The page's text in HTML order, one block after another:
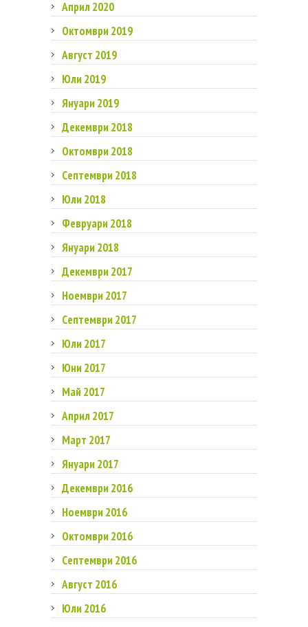
Април 2020
Октомври 2019
Август 2019
Юли 2019
Януари 2019
Декември 2018
Октомври 2018
Септември 2018
Юли 2018
Февруари 2018
Януари 2018
Декември 2017
Ноември 2017
Септември 2017
Юли 2017
Юни 2017
Май 2017
Април 2017
Март 2017
Януари 2017
Декември 2016
Ноември 2016
Октомври 2016
Септември 2016
Август 2016
Юли 2016